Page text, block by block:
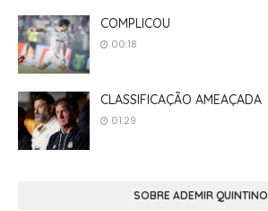
COMPLICOU
00:18
CLASSIFICAÇÃO AMEAÇADA
01:29
SOBRE ADEMIR QUINTINO